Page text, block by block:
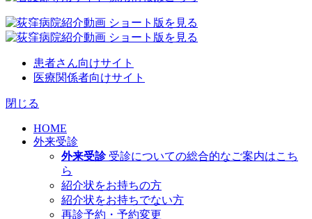
患者さん向けサイト
医療関係者向けサイト
閉じる
HOME
外来受診
外来受診 受診についての総合的なご案内はこち
ら
紹介状をお持ちの方
紹介状をお持ちでない方
再診予約・予約変更